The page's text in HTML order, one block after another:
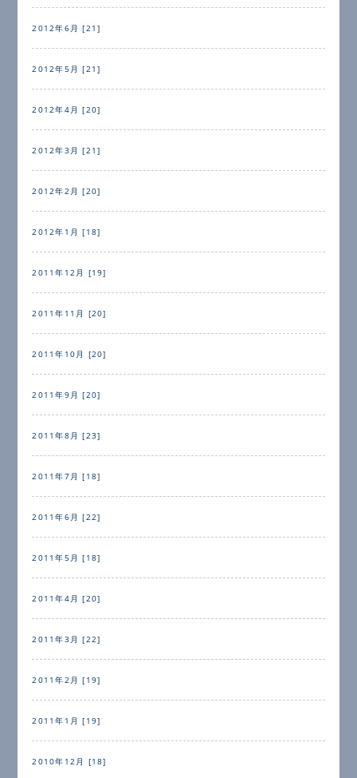
2012年6月 [21]
2012年5月 [21]
2012年4月 [20]
2012年3月 [21]
2012年2月 [20]
2012年1月 [18]
2011年12月 [19]
2011年11月 [20]
2011年10月 [20]
2011年9月 [20]
2011年8月 [23]
2011年7月 [18]
2011年6月 [22]
2011年5月 [18]
2011年4月 [20]
2011年3月 [22]
2011年2月 [19]
2011年1月 [19]
2010年12月 [18]